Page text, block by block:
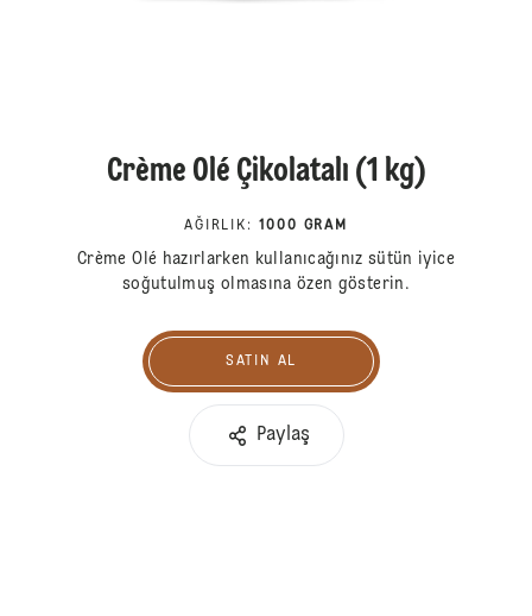
Crème Olé Çikolatalı (1 kg)
AĞIRLIK : 1000 GRAM
Crème Olé hazırlarken kullanıcağınız sütün iyice
soğutulmuş olmasına özen gösterin.
Satın Al
SATIN AL
Paylaş